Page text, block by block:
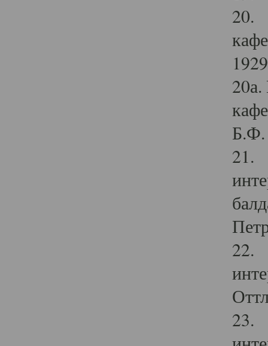
20.
Б.Ф.
21.
22.
23.